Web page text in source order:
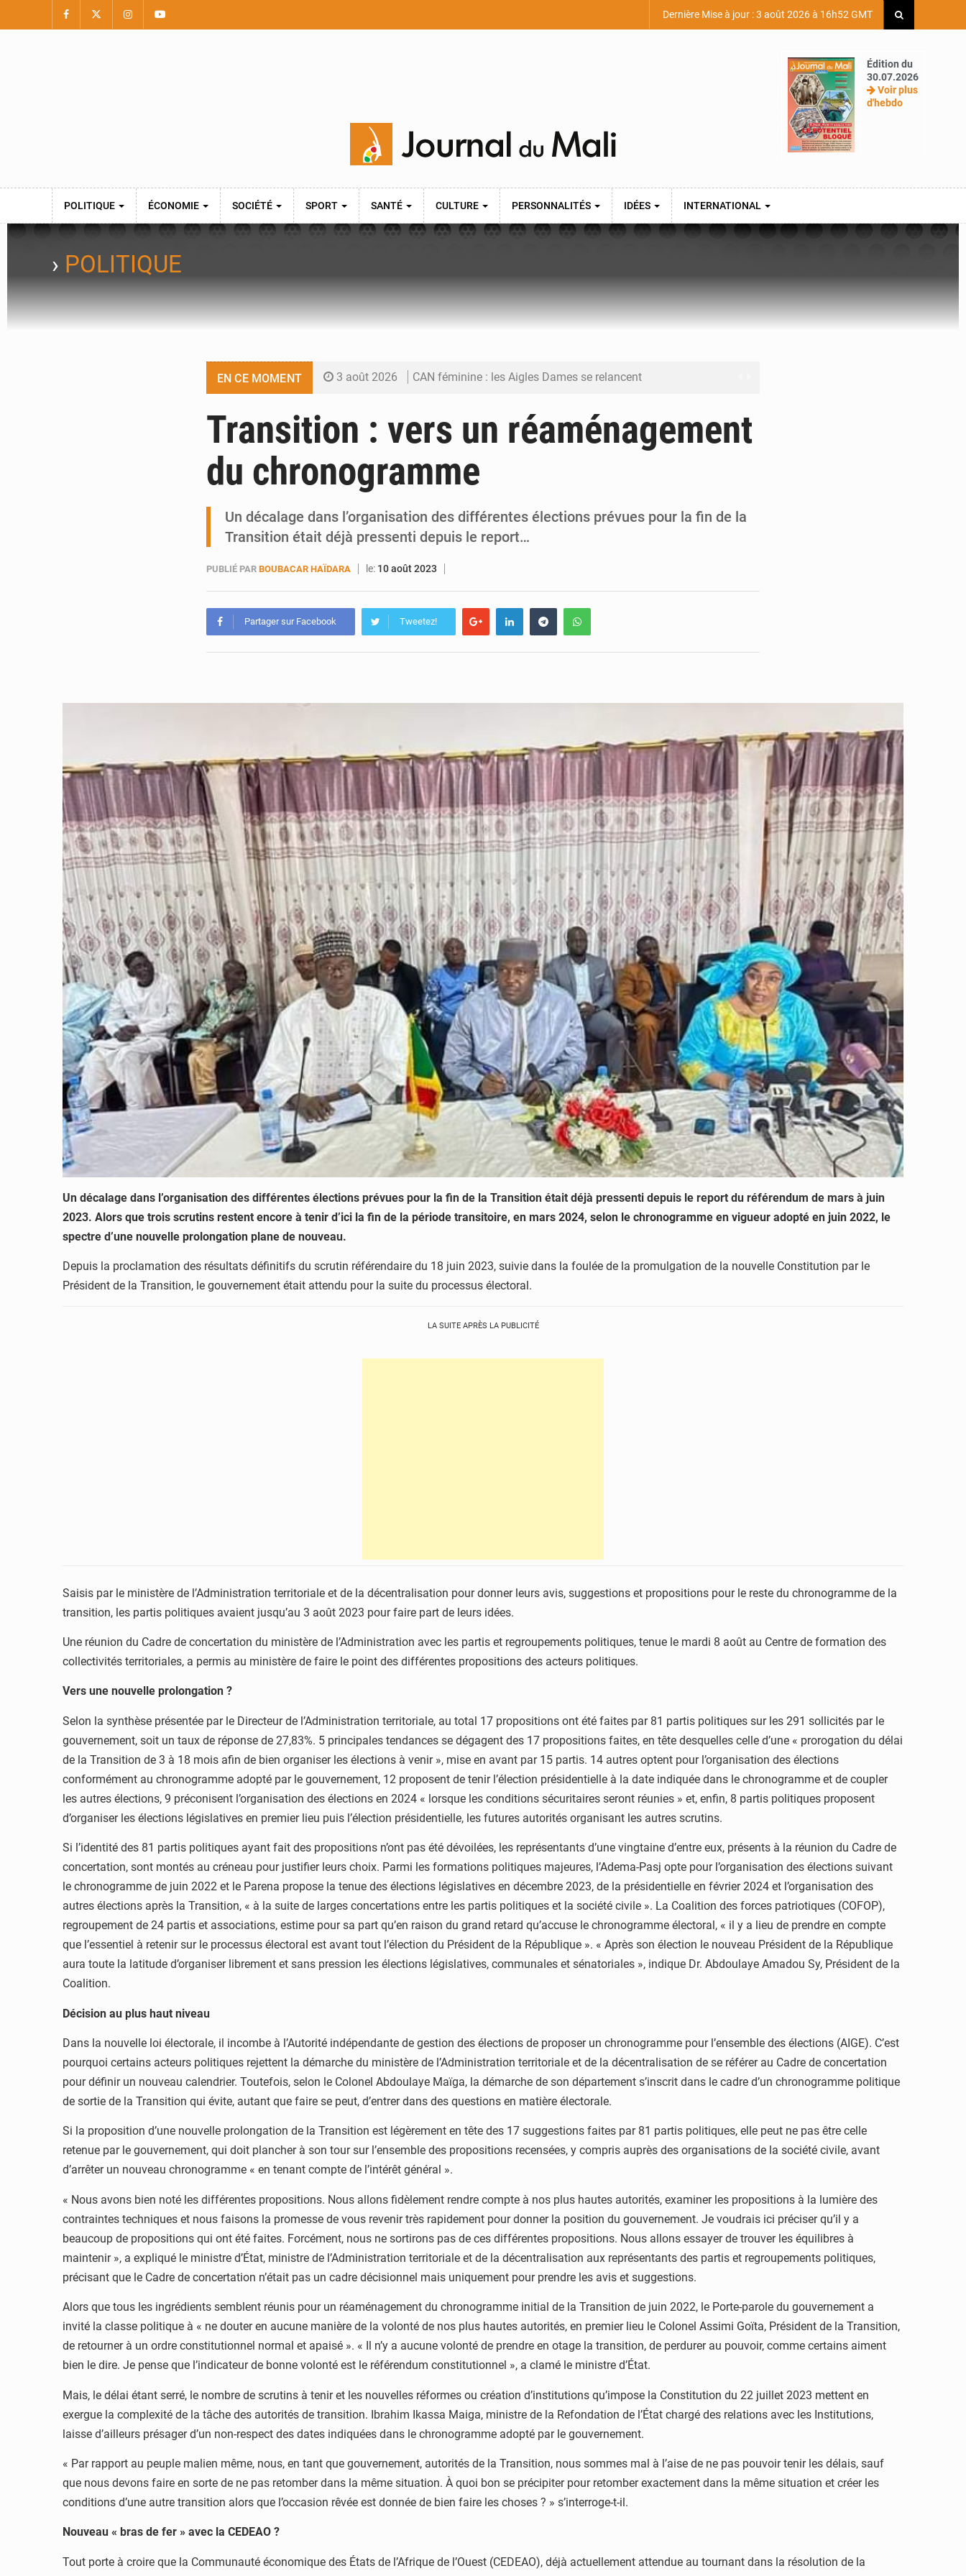
Dernière Mise à jour : 3 août 2026 à 16h52 GMT
Édition du
30.07.2026
Voir plus
d'hebdo
POLITIQUE ÉCONOMIE SOCIÉTÉ SPORT SANTÉ CULTURE PERSONNALITÉS IDÉES INTERNATIONAL
› POLITIQUE
EN CE MOMENT 3 août 2026 CAN féminine : les Aigles Dames se relancent
3 août 2026 Hivernage : l’anticipation des crues à l’épreuve
3 août 2026 Mobilité étudiante : une présence africaine en hausse dans les universités russes
Transition : vers un réaménagement
du chronogramme
Un décalage dans l’organisation des différentes élections prévues pour la fin de la
Transition était déjà pressenti depuis le report…
PUBLIÉ PAR BOUBACAR HAÏDARA le: 10 août 2023
Partager sur Facebook Tweetez!
Un décalage dans l’organisation des différentes élections prévues pour la fin de la Transition était déjà pressenti depuis le report du référendum de mars à juin
2023. Alors que trois scrutins restent encore à tenir d’ici la fin de la période transitoire, en mars 2024, selon le chronogramme en vigueur adopté en juin 2022, le
spectre d’une nouvelle prolongation plane de nouveau.
Depuis la proclamation des résultats définitifs du scrutin référendaire du 18 juin 2023, suivie dans la foulée de la promulgation de la nouvelle Constitution par le
Président de la Transition, le gouvernement était attendu pour la suite du processus électoral.
LA SUITE APRÈS LA PUBLICITÉ
Saisis par le ministère de l’Administration territoriale et de la décentralisation pour donner leurs avis, suggestions et propositions pour le reste du chronogramme de la
transition, les partis politiques avaient jusqu’au 3 août 2023 pour faire part de leurs idées.
Une réunion du Cadre de concertation du ministère de l’Administration avec les partis et regroupements politiques, tenue le mardi 8 août au Centre de formation des
collectivités territoriales, a permis au ministère de faire le point des différentes propositions des acteurs politiques.
Vers une nouvelle prolongation ?
Selon la synthèse présentée par le Directeur de l’Administration territoriale, au total 17 propositions ont été faites par 81 partis politiques sur les 291 sollicités par le
gouvernement, soit un taux de réponse de 27,83%. 5 principales tendances se dégagent des 17 propositions faites, en tête desquelles celle d’une « prorogation du délai
de la Transition de 3 à 18 mois afin de bien organiser les élections à venir », mise en avant par 15 partis. 14 autres optent pour l’organisation des élections
conformément au chronogramme adopté par le gouvernement, 12 proposent de tenir l’élection présidentielle à la date indiquée dans le chronogramme et de coupler
les autres élections, 9 préconisent l’organisation des élections en 2024 « lorsque les conditions sécuritaires seront réunies » et, enfin, 8 partis politiques proposent
d’organiser les élections législatives en premier lieu puis l’élection présidentielle, les futures autorités organisant les autres scrutins.
Si l’identité des 81 partis politiques ayant fait des propositions n’ont pas été dévoilées, les représentants d’une vingtaine d’entre eux, présents à la réunion du Cadre de
concertation, sont montés au créneau pour justifier leurs choix. Parmi les formations politiques majeures, l’Adema-Pasj opte pour l’organisation des élections suivant
le chronogramme de juin 2022 et le Parena propose la tenue des élections législatives en décembre 2023, de la présidentielle en février 2024 et l’organisation des
autres élections après la Transition, « à la suite de larges concertations entre les partis politiques et la société civile ». La Coalition des forces patriotiques (COFOP),
regroupement de 24 partis et associations, estime pour sa part qu’en raison du grand retard qu’accuse le chronogramme électoral, « il y a lieu de prendre en compte
que l’essentiel à retenir sur le processus électoral est avant tout l’élection du Président de la République ». « Après son élection le nouveau Président de la République
aura toute la latitude d’organiser librement et sans pression les élections législatives, communales et sénatoriales », indique Dr. Abdoulaye Amadou Sy, Président de la
Coalition.
Décision au plus haut niveau
Dans la nouvelle loi électorale, il incombe à l’Autorité indépendante de gestion des élections de proposer un chronogramme pour l’ensemble des élections (AIGE). C’est
pourquoi certains acteurs politiques rejettent la démarche du ministère de l’Administration territoriale et de la décentralisation de se référer au Cadre de concertation
pour définir un nouveau calendrier. Toutefois, selon le Colonel Abdoulaye Maïga, la démarche de son département s’inscrit dans le cadre d’un chronogramme politique
de sortie de la Transition qui évite, autant que faire se peut, d’entrer dans des questions en matière électorale.
Si la proposition d’une nouvelle prolongation de la Transition est légèrement en tête des 17 suggestions faites par 81 partis politiques, elle peut ne pas être celle
retenue par le gouvernement, qui doit plancher à son tour sur l’ensemble des propositions recensées, y compris auprès des organisations de la société civile, avant
d’arrêter un nouveau chronogramme « en tenant compte de l’intérêt général ».
« Nous avons bien noté les différentes propositions. Nous allons fidèlement rendre compte à nos plus hautes autorités, examiner les propositions à la lumière des
contraintes techniques et nous faisons la promesse de vous revenir très rapidement pour donner la position du gouvernement. Je voudrais ici préciser qu’il y a
beaucoup de propositions qui ont été faites. Forcément, nous ne sortirons pas de ces différentes propositions. Nous allons essayer de trouver les équilibres à
maintenir », a expliqué le ministre d’État, ministre de l’Administration territoriale et de la décentralisation aux représentants des partis et regroupements politiques,
précisant que le Cadre de concertation n’était pas un cadre décisionnel mais uniquement pour prendre les avis et suggestions.
Alors que tous les ingrédients semblent réunis pour un réaménagement du chronogramme initial de la Transition de juin 2022, le Porte-parole du gouvernement a
invité la classe politique à « ne douter en aucune manière de la volonté de nos plus hautes autorités, en premier lieu le Colonel Assimi Goïta, Président de la Transition,
de retourner à un ordre constitutionnel normal et apaisé ». « Il n’y a aucune volonté de prendre en otage la transition, de perdurer au pouvoir, comme certains aiment
bien le dire. Je pense que l’indicateur de bonne volonté est le référendum constitutionnel », a clamé le ministre d’État.
Mais, le délai étant serré, le nombre de scrutins à tenir et les nouvelles réformes ou création d’institutions qu’impose la Constitution du 22 juillet 2023 mettent en
exergue la complexité de la tâche des autorités de transition. Ibrahim Ikassa Maiga, ministre de la Refondation de l’État chargé des relations avec les Institutions,
laisse d’ailleurs présager d’un non-respect des dates indiquées dans le chronogramme adopté par le gouvernement.
« Par rapport au peuple malien même, nous, en tant que gouvernement, autorités de la Transition, nous sommes mal à l’aise de ne pas pouvoir tenir les délais, sauf
que nous devons faire en sorte de ne pas retomber dans la même situation. À quoi bon se précipiter pour retomber exactement dans la même situation et créer les
conditions d’une autre transition alors que l’occasion rêvée est donnée de bien faire les choses ? » s’interroge-t-il.
Nouveau « bras de fer » avec la CEDEAO ?
Tout porte à croire que la Communauté économique des États de l’Afrique de l’Ouest (CEDEAO), déjà actuellement attendue au tournant dans la résolution de la